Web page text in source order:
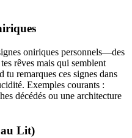
oniriques personnels—des
rêves mais qui semblent
remarques ces signes dans
Exemples courants :
décédés ou une architecture
Lit)